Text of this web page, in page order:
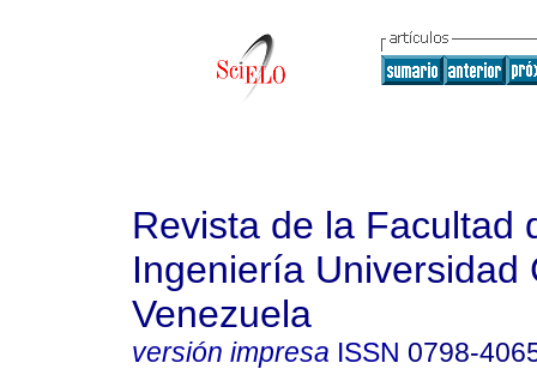
Revista de la Facultad
Ingeniería Universidad
Venezuela
versión impresa ISSN 0798-